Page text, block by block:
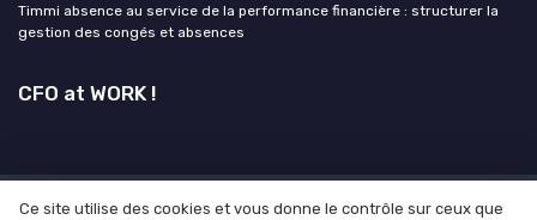
Timmi absence au service de la performance financière : structurer la
gestion des congés et absences
CFO at WORK !
Mentions légales Politique de confidentialité Grande
Ce site utilise des cookies et vous donne le contrôle sur ceux que